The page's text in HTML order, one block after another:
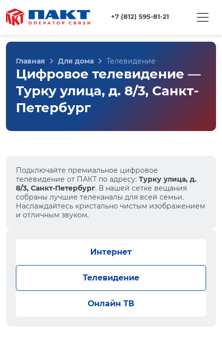
+7 (812) 595-81-21
Главная Для дома Телевидение
Цифровое телевидение —
Турку улица, д. 8/3, Санкт-
Петербург
Подключайте премиальное цифровое
телевидение от ПАКТ по адресу: Турку улица, д.
8/3, Санкт-Петербург. В нашей сетке вещания
собраны лучшие телеканалы для всей семьи.
Наслаждайтесь кристально чистым изображением
и отличным звуком.
Интернет
Телевидение
Онлайн ТВ